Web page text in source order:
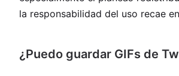
la responsabilidad del uso recae
¿Puedo guardar GIFs de